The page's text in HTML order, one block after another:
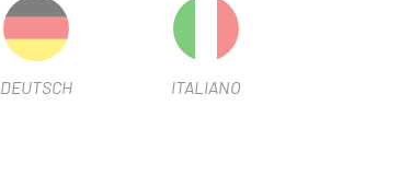
mantener tu talla habitual de Castelli,
DEUTSCH ITALIANO